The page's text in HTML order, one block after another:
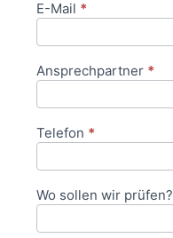
E-Mail *
Ansprechpartner *
Telefon *
Wo sollen wir prüfen?